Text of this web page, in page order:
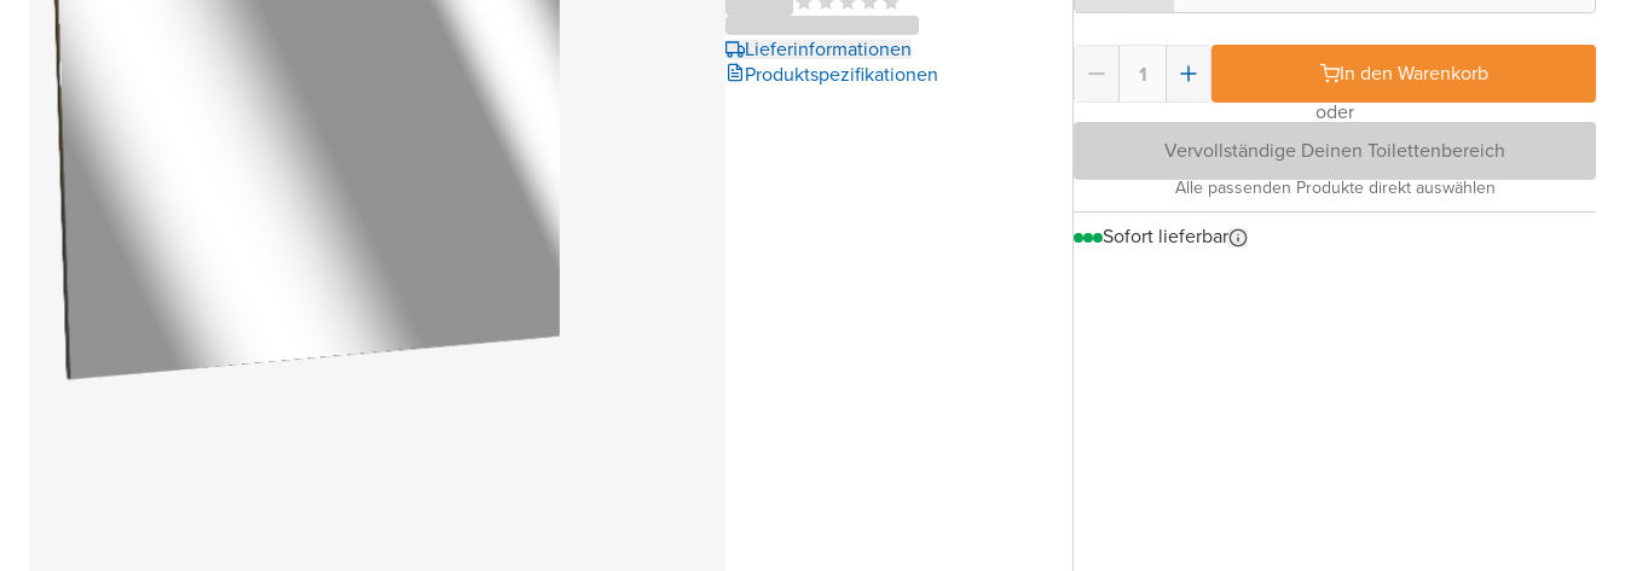
Lieferinformationen
Produktspezifikationen
In den Warenkorb
oder
Vervollständige Deinen Toilettenbereich
Alle passenden Produkte direkt auswählen
Sofort lieferbar